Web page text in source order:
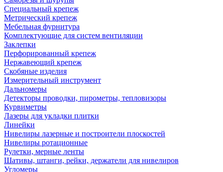
Специальный крепеж
Метрический крепеж
Мебельная фурнитура
Комплектующие для систем вентиляции
Заклепки
Перфорированный крепеж
Нержавеющий крепеж
Скобяные изделия
Измерительный инструмент
Дальномеры
Детекторы проводки, пирометры, тепловизоры
Курвиметры
Лазеры для укладки плитки
Линейки
Нивелиры лазерные и построители плоскостей
Нивелиры ротационные
Рулетки, мерные ленты
Шативы, штанги, рейки, держатели для нивелиров
Угломеры